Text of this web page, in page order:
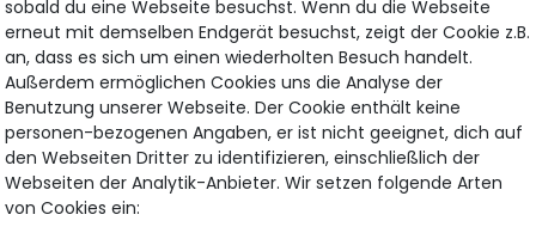
sobald du eine Webseite besuchst. Wenn du die Webseite
erneut mit demselben Endgerät besuchst, zeigt der Cookie z.B.
an, dass es sich um einen wiederholten Besuch handelt.
Außerdem ermöglichen Cookies uns die Analyse der
Benutzung unserer Webseite. Der Cookie enthält keine
personen-bezogenen Angaben, er ist nicht geeignet, dich auf
den Webseiten Dritter zu identifizieren, einschließlich der
Webseiten der Analytik-Anbieter. Wir setzen folgende Arten
von Cookies ein: